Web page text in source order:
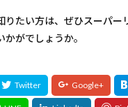
りたい方は、ぜひスーパー
がでしょうか。